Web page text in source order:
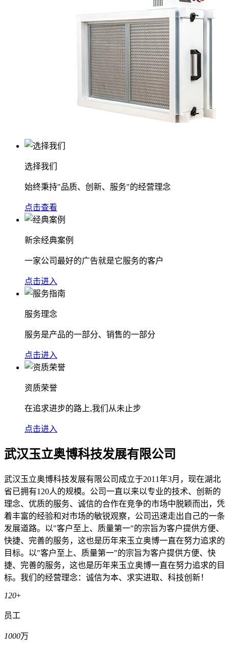
选择我们
始终秉持"品质、创新、服务"的经营理念
点击查看
新余经典案例
一家公司最好的广告就是它服务的客户
点击进入
服务理念
服务是产品的一部分、销售的一部分
点击进入
资质荣誉
在追求进步的路上,我们从未止步
点击进入
武汉玉立奥博科技发展有限公司
武汉玉立奥博科技发展有限公司成立于2011年3月，现在湖北
省已拥有120人的规模。公司一直以来以专业的技术、创新的
理念、优质的服务、诚信的合作在竞争的市场中脱颖而出，凭
着丰富的经验和对市场的敏锐观察，公司迅速走出自己的一条
发展道路。以"客户至上、质量第一"的宗旨为客户提供方便、
快捷、完善的服务，这也是历年来玉立奥博一直在努力追求的
目标。以"客户至上、质量第一"的宗旨为客户提供方便、快
捷、完善的服务，这也是历年来玉立奥博一直在努力追求的目
标。我们的经营理念：诚信为本、求实进取、科技创新！
120+
员工
1000万